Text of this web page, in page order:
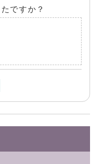
ですか？